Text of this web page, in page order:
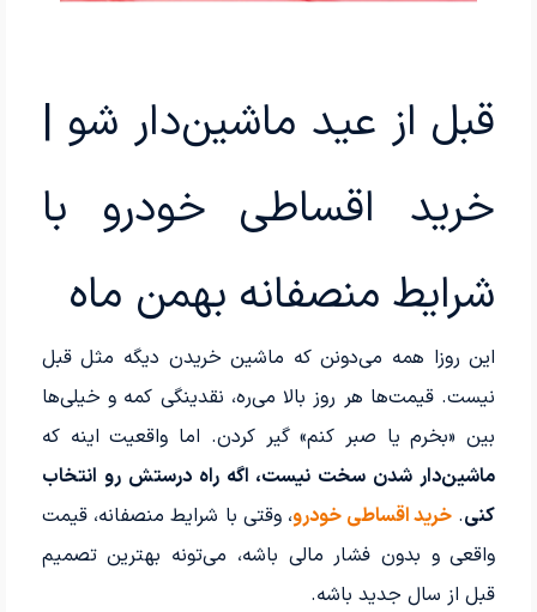
قبل از عید ماشین‌دار شو |
خرید اقساطی خودرو با
شرایط منصفانه بهمن ماه
این روزا همه می‌دونن که ماشین خریدن دیگه مثل قبل
نیست. قیمت‌ها هر روز بالا می‌ره، نقدینگی کمه و خیلی‌ها
بین «بخرم یا صبر کنم» گیر کردن. اما واقعیت اینه که
ماشین‌دار شدن سخت نیست، اگه راه درستش رو انتخاب
کنی.خرید اقساطی خودرو، وقتی با شرایط منصفانه، قیمت
واقعی و بدون فشار مالی باشه، می‌تونه بهترین تصمیم
قبل از سال جدید باشه.